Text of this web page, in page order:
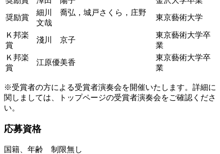
奨励賞
細川 喬弘，城戸さくら，庄野
文哉
東京藝術大学
Ｋ邦楽
賞
淺川 京子
東京藝術大学卒
業
Ｋ邦楽
賞
江原優美香
東京藝術大学卒
業
※受賞者の方による受賞者演奏会を開催いたします。詳細に
関しましては、トップページの受賞者演奏会をご確認くださ
い。
応募資格
国籍、年齢 制限無し